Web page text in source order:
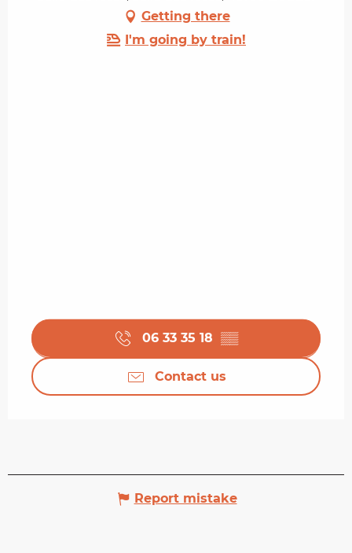
Getting there
I'm going by train!
06 33 35 18 ▒▒
Contact us
Report mistake